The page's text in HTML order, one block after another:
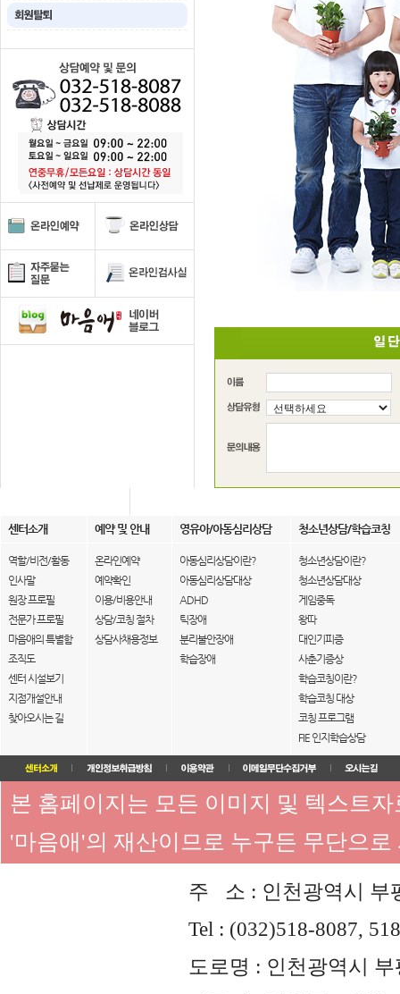
센터소개 예약 및 안내 영유아/아동심리상담 청소년상담/학습코칭
역할/비전/활동
인사말
원장 프로필
전문가 프로필
마음애의 특별함
조직도
센터 시설보기
지점개설안내
찾아오시는 길
온라인예약
예약확인
이용/비용안내
상담/코칭 절차
상담사채용정보
아동심리상담이란?
아동심리상담대상
ADHD
틱장애
분리불안장애
학습장애
청소년상담이란?
청소년상담대상
게임중독
왕따
대인기피증
사춘기증상
학습코칭이란?
학습코칭 대상
코칭 프로그램
FIE 인지학습상담
본 홈페이지는 모든 이미지 및 텍스트
'마음애'의 재산이므로 누구든 무단으
주 소 : 인천광역시 부
Tel : (032)518-8087,
도로명 : 인천광역시